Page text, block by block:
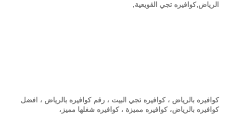
الرياض,كوافيره تجي القويعية,
كوافيره بالرياض ، كوافيره تجي البيت ، رقم كوافيره بالرياض ، افضل
كوافيره بالرياض، كوافيره مميزة ، كوافيره شغلها مميز،